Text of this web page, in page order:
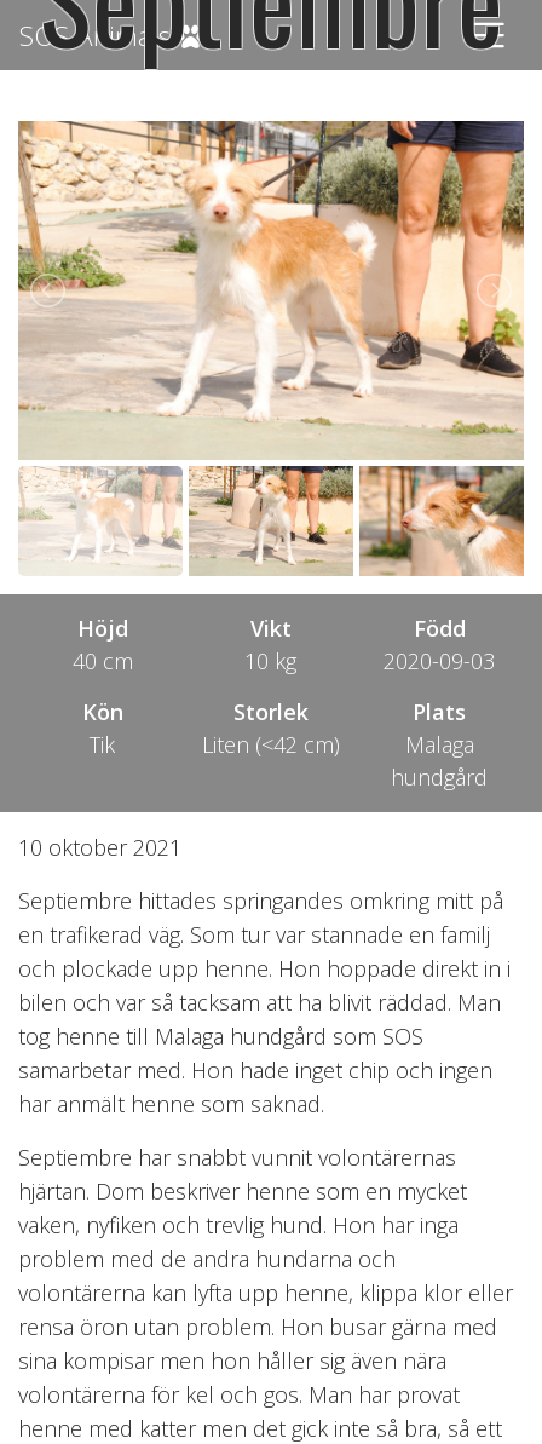
SOS Animals
Adopterad 2021-12-03
Höjd
40 cm
Vikt
10 kg
Född
2020-09-03
Kön
Tik
Storlek
Liten (<42 cm)
Plats
Malaga
hundgård
10 oktober 2021
Septiembre hittades springandes omkring mitt på
en trafikerad väg. Som tur var stannade en familj
och plockade upp henne. Hon hoppade direkt in i
bilen och var så tacksam att ha blivit räddad. Man
tog henne till Malaga hundgård som SOS
samarbetar med. Hon hade inget chip och ingen
har anmält henne som saknad.
Septiembre har snabbt vunnit volontärernas
hjärtan. Dom beskriver henne som en mycket
vaken, nyfiken och trevlig hund. Hon har inga
problem med de andra hundarna och
volontärerna kan lyfta upp henne, klippa klor eller
rensa öron utan problem. Hon busar gärna med
sina kompisar men hon håller sig även nära
volontärerna för kel och gos. Man har provat
henne med katter men det gick inte så bra, så ett